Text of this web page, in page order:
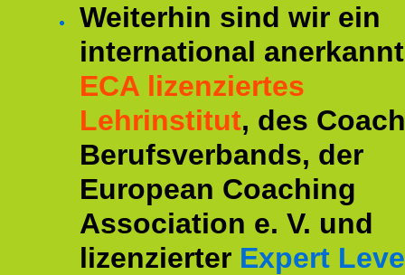
Weiterhin sind wir ein
international
ECA lizenziertes
Lehrinstitut, des
Berufsverbands, der
European Coaching
Association e. V. und
lizenzierter Expert